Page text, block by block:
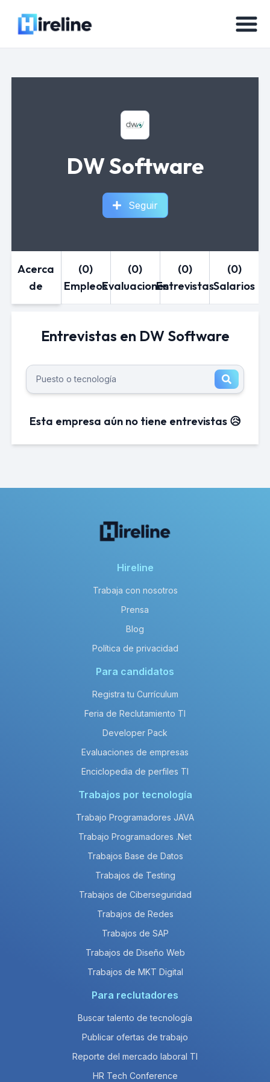
DW Software
Seguir
Acerca
de
(0)
Empleos
(0)
Evaluaciones
(0)
Entrevistas
(0)
Salarios
Entrevistas en DW Software
Esta empresa aún no tiene entrevistas 😥
Hireline
Trabaja con nosotros
Prensa
Blog
Política de privacidad
Para candidatos
Registra tu Currículum
Feria de Reclutamiento TI
Developer Pack
Evaluaciones de empresas
Enciclopedia de perfiles TI
Trabajos por tecnología
Trabajo Programadores JAVA
Trabajo Programadores .Net
Trabajos Base de Datos
Trabajos de Testing
Trabajos de Ciberseguridad
Trabajos de Redes
Trabajos de SAP
Trabajos de Diseño Web
Trabajos de MKT Digital
Para reclutadores
Buscar talento de tecnología
Publicar ofertas de trabajo
Reporte del mercado laboral TI
HR Tech Conference